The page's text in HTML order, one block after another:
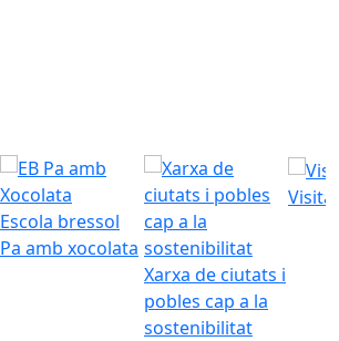
Escola bressol
Pa amb xocolata
Xarxa de ciutats i
pobles cap a la
sostenibilitat
Visita